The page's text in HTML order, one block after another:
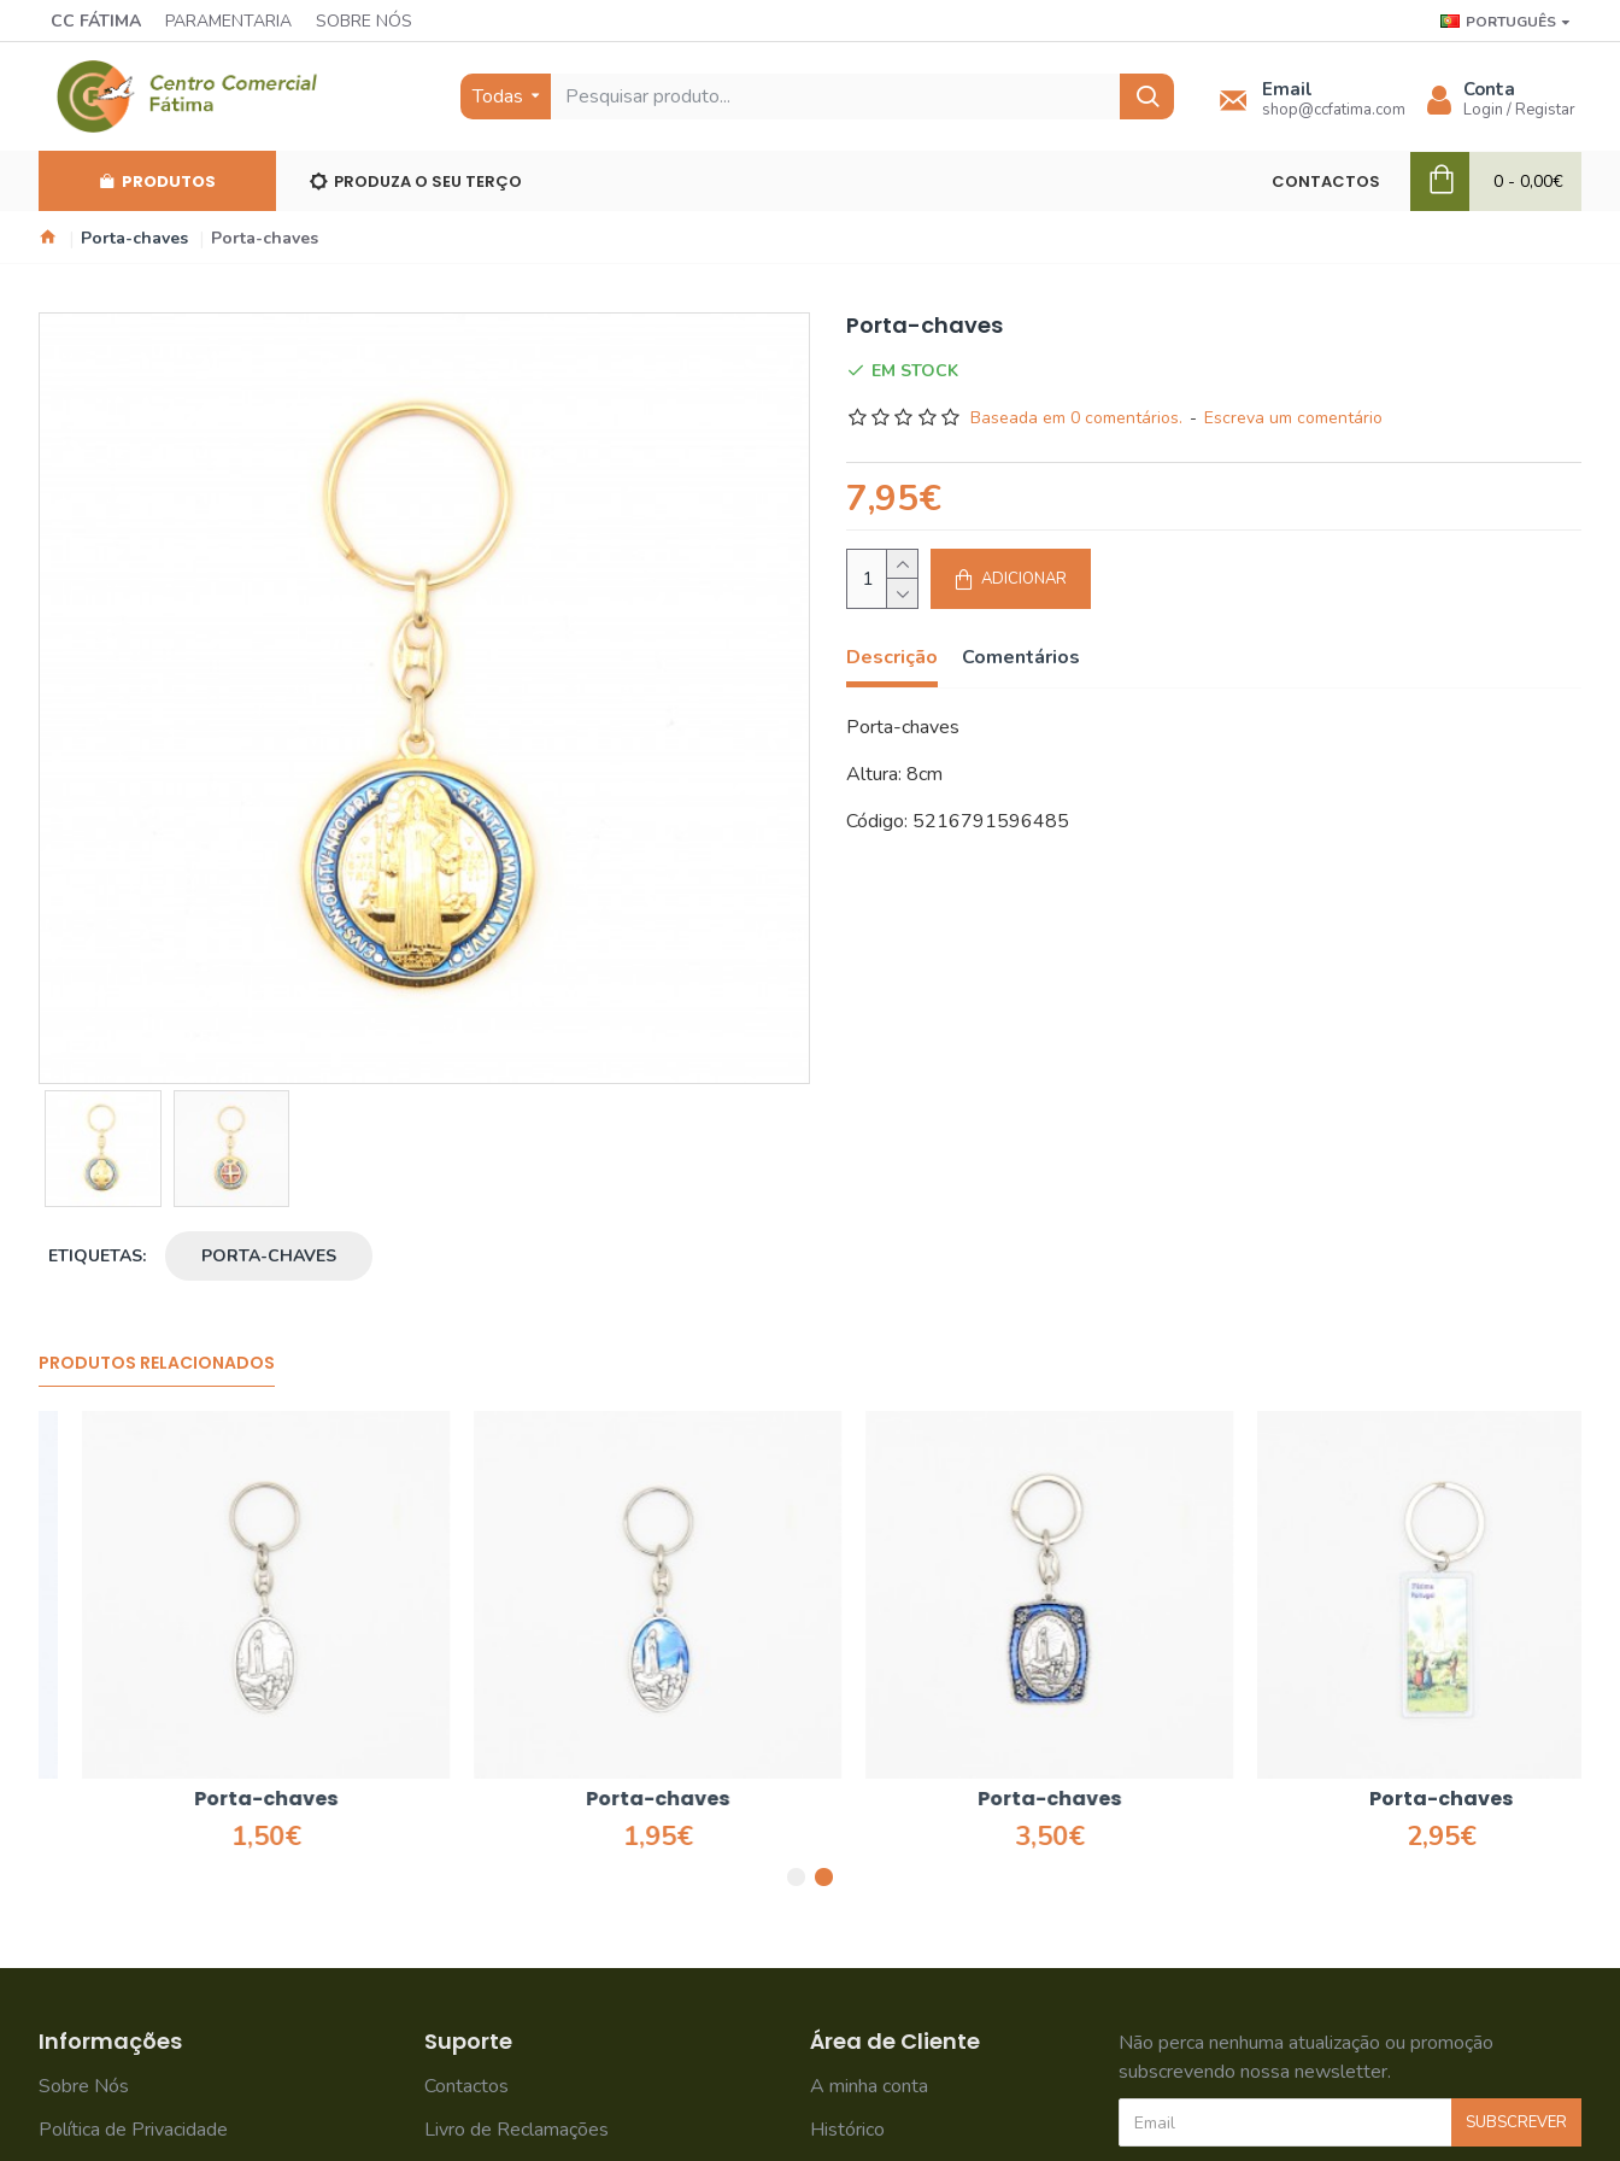
CC FÁTIMA PARAMENTARIA SOBRE NÓS PORTUGUÊS
Todas Email
shop@ccfatima.com
Conta
Login / Registar
PRODUTOS PRODUZA O SEU TERÇO CONTACTOS 0 - 0,00€
Porta-chaves Porta-chaves
ETIQUETAS: PORTA-CHAVES
Porta-chaves
EM STOCK
Baseada em 0 comentários. - Escreva um comentário
7,95€
ADICIONAR
Descrição Comentários
Porta-chaves
Altura: 8cm
Código: 5216791596485
PRODUTOS RELACIONADOS
Porta-chaves
1,50€
Porta-chaves
1,95€
Porta-chaves
3,50€
Porta-chaves
2,95€
Informações
Sobre Nós
Política de Privacidade
Suporte
Contactos
Livro de Reclamações
Área de Cliente
A minha conta
Histórico
Não perca nenhuma atualização ou promoção
subscrevendo nossa newsletter.
SUBSCREVER